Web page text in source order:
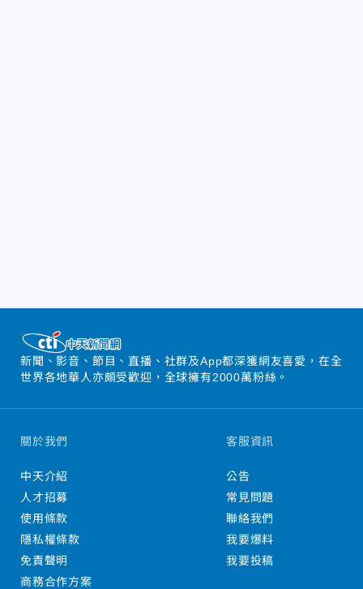
新聞、影音、節目、直播、社群及App都深獲網友喜愛，在全
世界各地華人亦頗受歡迎，全球擁有2000萬粉絲。
關於我們
中天介紹
人才招募
使用條款
隱私權條款
免責聲明
商務合作方案
客服資訊
公告
常見問題
聯絡我們
我要爆料
我要投稿